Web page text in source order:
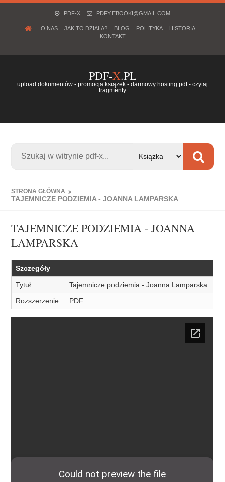
PDF-X PDFY.EBOOKI@GMAIL.COM
O NAS JAK TO DZIAŁA? BLOG POLITYKA
HISTORIA
KONTAKT
PDF-X.PL
upload dokumentów - promocja książek - darmowy hosting pdf - czytaj
fragmenty
STRONA GŁÓWNA
TAJEMNICZE PODZIEMIA - JOANNA LAMPARSKA
TAJEMNICZE PODZIEMIA - JOANNA
LAMPARSKA
Szczegóły
Tytuł
Tajemnicze podziemia - Joanna Lamparska
Rozszerzenie:
PDF